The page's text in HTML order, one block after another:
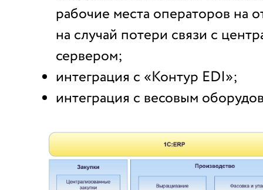
рабочие места операторов на
на случай потери связи с
сервером;
интеграция с «Контур EDI»;
интеграция с весовым